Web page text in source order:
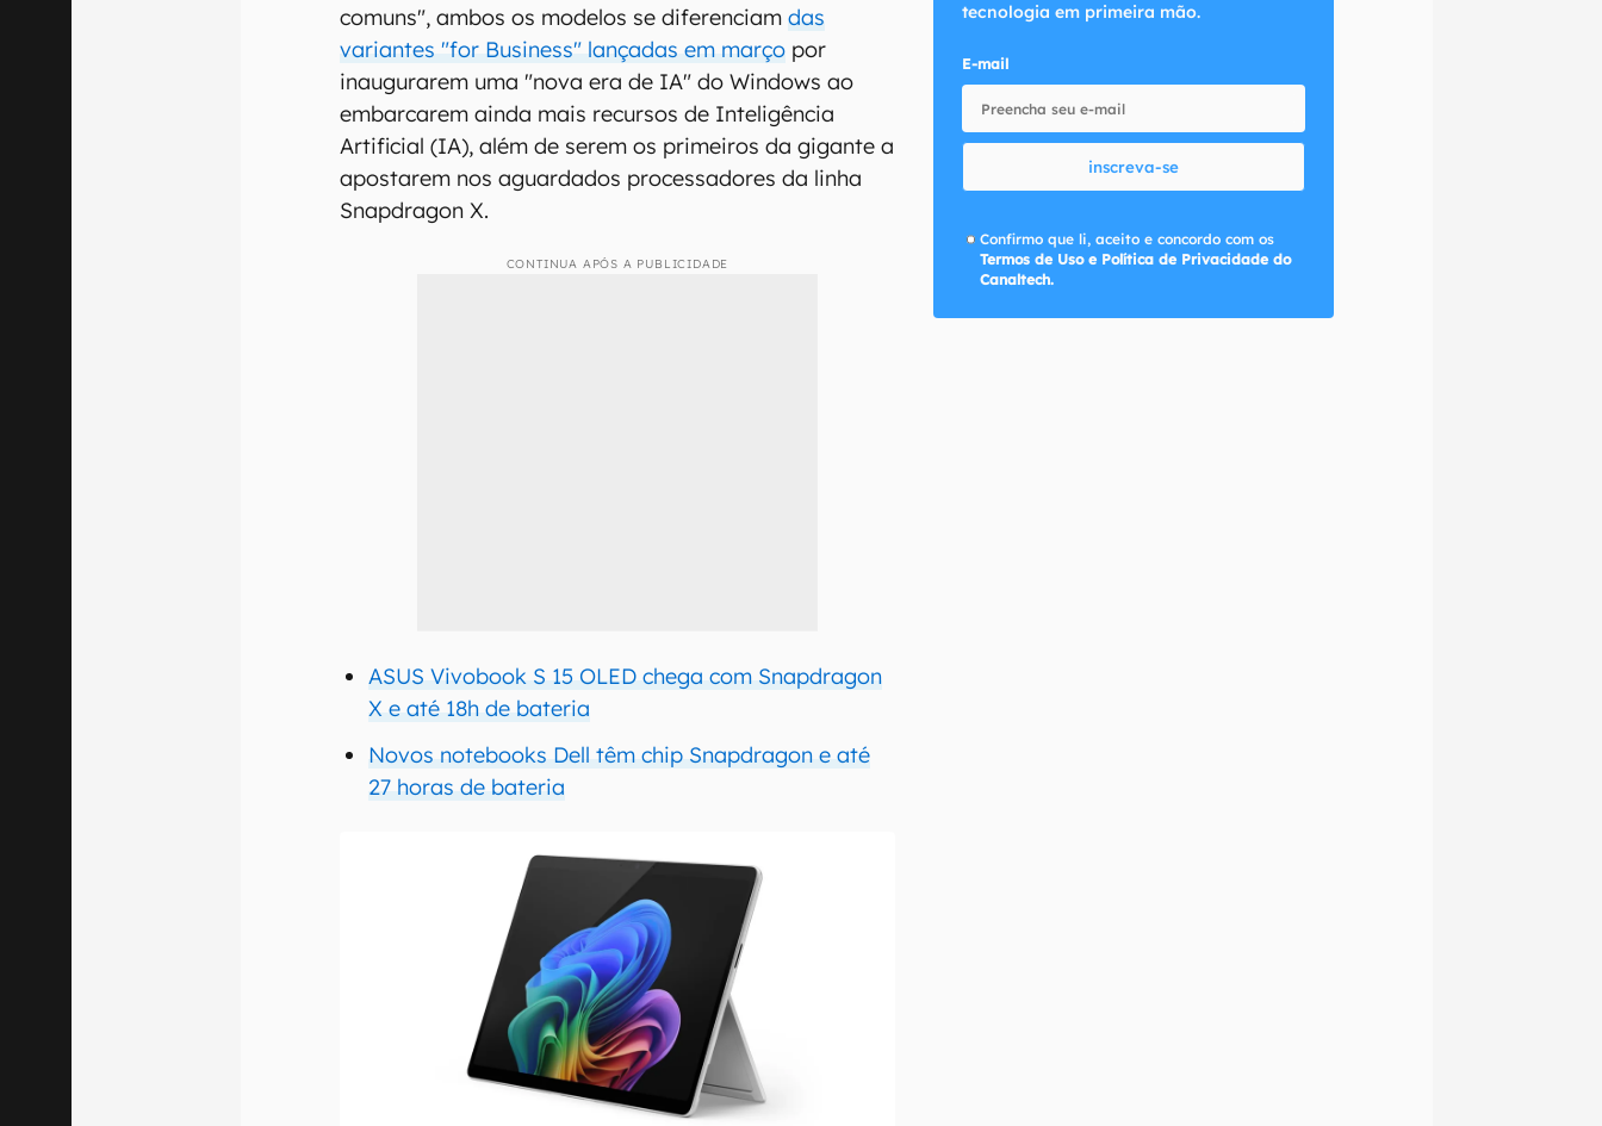
comuns", ambos os modelos se diferenciamdas
variantes "for Business" lançadas em março por
inaugurarem uma "nova era de IA" do Windows ao
embarcarem ainda mais recursos de Inteligência
Artificial (IA), além de serem os primeiros da gigante a
apostarem nos aguardados processadores da linha
Snapdragon X.
CONTINUA APÓS A PUBLICIDADE
ASUS Vivobook S 15 OLED chega com Snapdragon
X e até 18h de bateria
Novos notebooks Dell têm chip Snapdragon e até
27 horas de bateria
tecnologia em primeira mão.
E-mail
inscreva-se
Confirmo que li, aceito e concordo com os
Termos de Uso e Política de Privacidade do
Canaltech.